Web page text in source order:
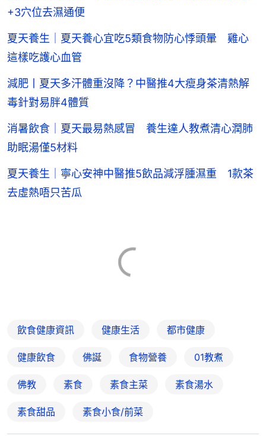
+3穴位去濕通便
夏天養生｜夏天養心宜吃5類食物防心悸頭暈 雞心
這樣吃護心血管
減肥丨夏天多汗體重沒降？中醫推4大瘦身茶清熱解
毒針對易胖4體質
消暑飲食｜夏天最易熱感冒 養生達人教煮清心潤肺
助眠湯僅5材料
夏天養生｜寧心安神中醫推5飲品減浮腫濕重 1款茶
去虛熱唔只苦瓜
飲食健康資訊 健康生活 都市健康
健康飲食 佛誕 食物營養 01教煮
佛教 素食 素食主菜 素食湯水
素食甜品 素食小食/前菜